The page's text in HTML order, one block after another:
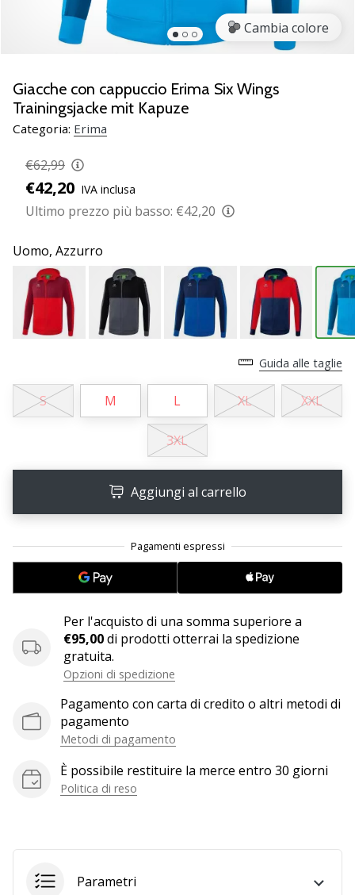
ambassador
Weplayvolleyball
un
fanatico
della
pallavolo
noi?
Unisciti
noi
marchio
Ambassador.
11. 8. 2022
•
Weplayvolleyball
affiliate
program
il
personale,
un
forum
che
generino
profitto.
Unisciti
al…
Mostra
articoli
Cambia colore
Giacche con cappuccio Erima Six Wings
Trainingsjacke mit Kapuze
Categoria: Erima
€62,99
€42,20 IVA inclusa
Ultimo prezzo più basso: €42,20
Uomo, Azzurro
Guida alle taglie
S M L XL XXL
3XL
Aggiungi al carrello
Per l'acquisto di una somma superiore a
€95,00di prodotti otterrai la spedizione
gratuita.
Opzioni di spedizione
Pagamento con carta di credito o altri metodi di
pagamento
Metodi di pagamento
È possibile restituire la merce entro 30 giorni
Politica di reso
Parametri